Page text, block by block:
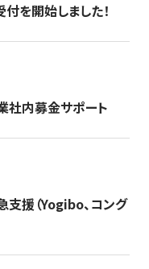
を開始しました！
社内募金サポート
援（Yogibo、コング